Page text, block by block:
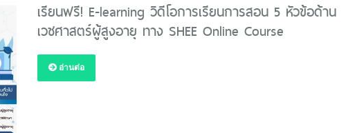
เรียนฟรี! E-learning วิดีโอการเรียนการสอน 5 หัวข้อด้าน
เวชศาสตร์ผู้สูงอายุ ทาง SHEE Online Course
อ่านต่อ